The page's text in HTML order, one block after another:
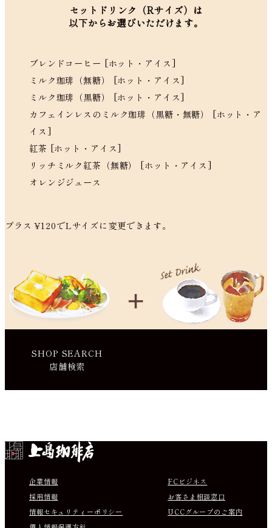
セットドリンク（Rサイズ）は
以下からお選びいただけます。
ブレンドコーヒー [ホット・アイス]
ミルク珈琲（無糖） [ホット・アイス]
ミルク珈琲（黒糖） [ホット・アイス]
カフェインレスのミルク珈琲（黒糖・無糖） [ホット・ア
イス]
紅茶 [ホット・アイス]
リッチミルク紅茶（無糖） [ホット・アイス]
オレンジジュース
プラス ¥120でLサイズに変更できます。
SHOP SEARCH
店舗検索
企業情報
採用情報
情報セキュリティーポリシー
FCビジネス
お客さま相談窓口
UCCグループのご案内